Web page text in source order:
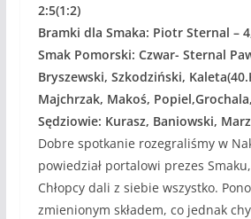
2:5(1:2)
Bramki dla Smaka: Piotr Sternal –
Smak Pomorski: Czwar- Sternal
Bryszewski, Szkodziński,
Majchrzak, Makoś,
Sędziowie: Kurasz, Baniowski,
Dobre spotkanie rozegraliśmy w
powiedział portalowi prezes
Chłopcy dali z siebie wszystko.
zmienionym składem, co jednak